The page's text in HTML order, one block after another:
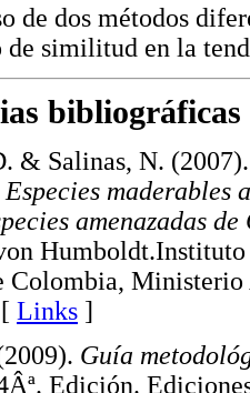
de dos métodos
de similitud en la
bibliográficas
& Salinas, N.
Especies maderables
amenazadas
Colombia,
Links ]
Guía
Edición.